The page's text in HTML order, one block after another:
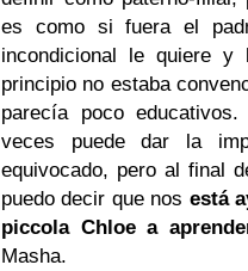
es como si fuera el
incondicional le quiere y
principio no estaba
parecía poco
veces puede dar la
equivocado, pero al final
puedo decir que nos está
piccola Chloe a
Masha.